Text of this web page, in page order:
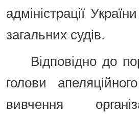
адміністрації
загальних судів.
Відповідно до
голови
вивчення